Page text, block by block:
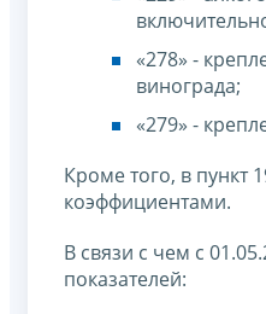
«278» -
винограда;
«279» -
Кроме того, в пункт
коэффициентами.
В связи с чем с
показателей: